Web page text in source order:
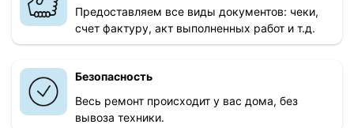
Предоставляем все виды документов: чеки,
счет фактуру, акт выполненных работ и т.д.
Безопасность
Весь ремонт происходит у вас дома, без
вывоза техники.